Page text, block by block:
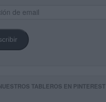
TABLEROS EN PINTEREST